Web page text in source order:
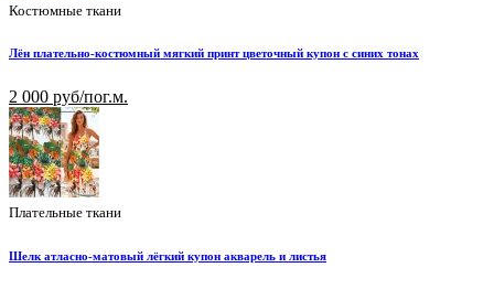
Костюмные ткани
Лён плательно-костюмный мягкий принт цветочный купон с синих тонах
2 000 руб/пог.м.
Плательные ткани
Шелк атласно-матовый лёгкий купон акварель и листья